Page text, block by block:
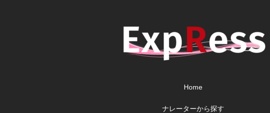
Home
ナレーターから探す